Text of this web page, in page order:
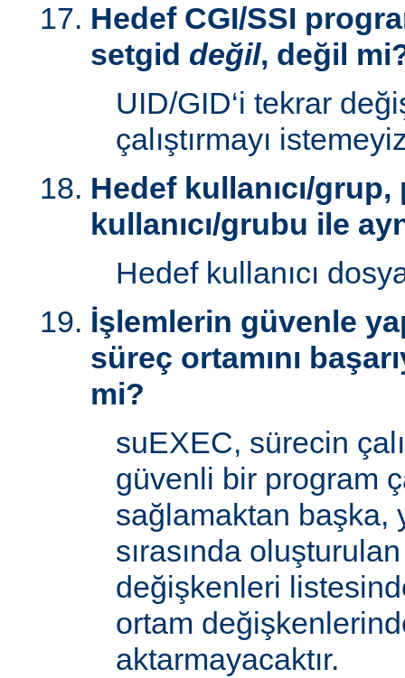
Hedef CGI/SSI
setgid değil, değil
UID/GID‘i tekrar
çalıştırmayı
Hedef kullanıcı/grup,
kullanıcı/grubu ile
Hedef kullanıcı
İşlemlerin güvenle
süreç ortamını
mi?
suEXEC, sürecin
güvenli bir program
sağlamaktan başka,
sırasında
değişkenleri
ortam
aktarmayacaktır.